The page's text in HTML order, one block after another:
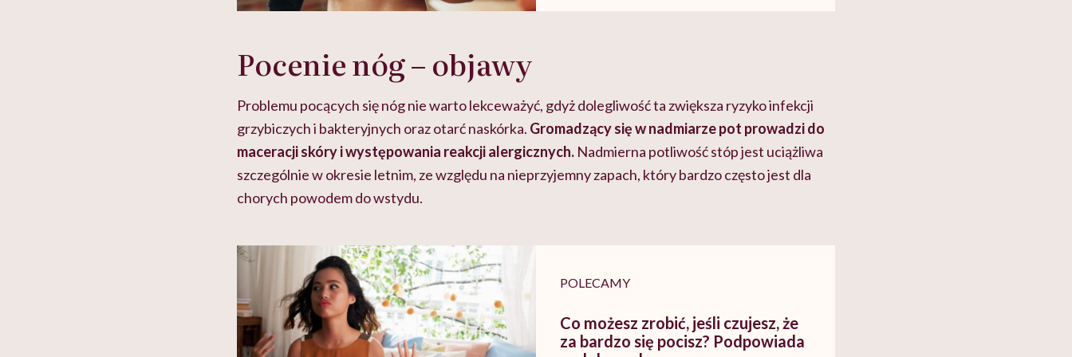
Pocenie nóg – objawy
Problemu pocących się nóg nie warto lekceważyć, gdyż dolegliwość ta zwiększa ryzyko infekcji
grzybiczych i bakteryjnych oraz otarć naskórka. Gromadzący się w nadmiarze pot prowadzi do
maceracji skóry i występowania reakcji alergicznych. Nadmierna potliwość stóp jest uciążliwa
szczególnie w okresie letnim, ze względu na nieprzyjemny zapach, który bardzo często jest dla
chorych powodem do wstydu.
POLECAMY
Co możesz zrobić, jeśli czujesz, że
za bardzo się pocisz? Podpowiada